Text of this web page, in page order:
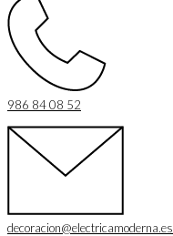
986 84 08 52
decoracion@electricamoderna.es